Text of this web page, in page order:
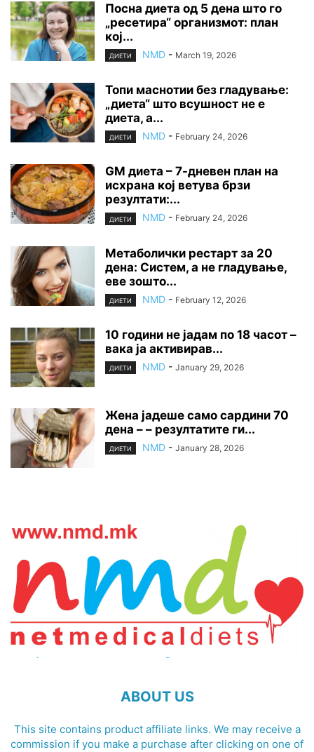
Посна диета од 5 дена што го
„ресетира“ организмот: план
кој...
ДИЕТИ NMD - March 19, 2026
Топи маснотии без гладување:
„диета“ што всушност не е
диета, а...
ДИЕТИ NMD - February 24, 2026
GM диета – 7-дневен план на
исхрана кој ветува брзи
резултати:...
ДИЕТИ NMD - February 24, 2026
Метаболички рестарт за 20
дена: Систем, а не гладување,
еве зошто...
ДИЕТИ NMD - February 12, 2026
10 години не јадам по 18 часот –
вака ја активирав...
ДИЕТИ NMD - January 29, 2026
Жена јадеше само сардини 70
дена – – резултатите ги...
ДИЕТИ NMD - January 28, 2026
ABOUT US
This site contains product affiliate links. We may receive a
commission if you make a purchase after clicking on one of